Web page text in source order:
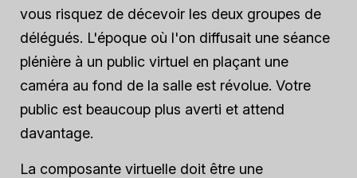
vous risquez de décevoir les deux groupes de
délégués. L'époque où l'on diffusait une séance
plénière à un public virtuel en plaçant une
caméra au fond de la salle est révolue. Votre
public est beaucoup plus averti et attend
davantage.
La composante virtuelle doit être une